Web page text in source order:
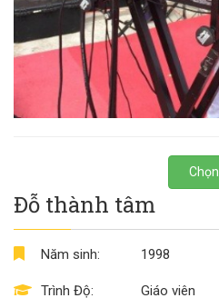
Chọn
Đỗ thành tâm
Năm sinh:
Trình Độ:
1998
Giáo viên